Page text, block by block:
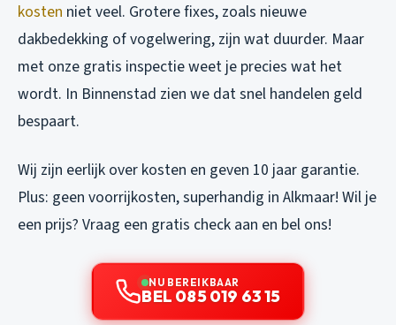
kosten niet veel. Grotere fixes, zoals nieuwe
dakbedekking of vogelwering, zijn wat duurder. Maar
met onze gratis inspectie weet je precies wat het
wordt. In Binnenstad zien we dat snel handelen geld
bespaart.
Wij zijn eerlijk over kosten en geven 10 jaar garantie.
Plus: geen voorrijkosten, superhandig in Alkmaar! Wil je
een prijs? Vraag een gratis check aan en bel ons!
NU BEREIKBAAR
BEL 085 019 63 15